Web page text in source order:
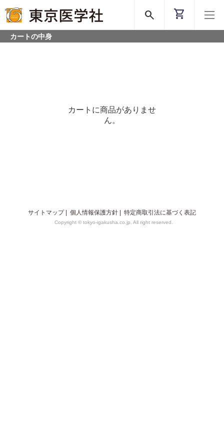
search shopping_cart
カートの中身
カートに商品がありませ
ん。
サイトマップ| 個人情報保護方針 特定商取引法に基づく表記
Copyright © tokyo-igakusha.co.jp. All right reserved.